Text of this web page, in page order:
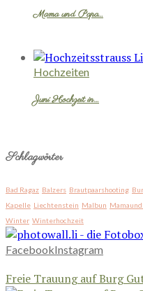
Mama und Papa…
Hochzeiten
Juni Hochzeit in…
Schlagwörter
Bad Ragaz Balzers Brautpaarshooting
Kapelle Liechtenstein Malbun
Winter Winterhochzeit
FacebookInstagram
Freie Trauung auf Burg